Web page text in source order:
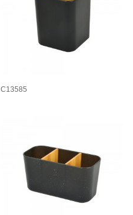
C13585